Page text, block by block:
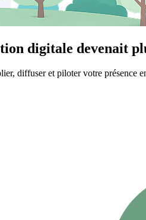
digitale devenait
diffuser et piloter votre présence